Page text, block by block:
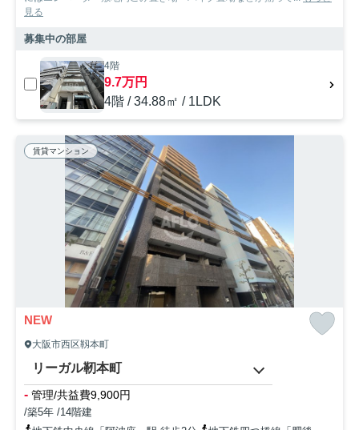
見る
募集中の部屋
4階
9.7万円
4階 / 34.88㎡ / 1LDK
賃貸マンション
NEW
大阪市西区靱本町
リーガル靭本町
- 管理/共益費9,900円
/築5年 /14階建